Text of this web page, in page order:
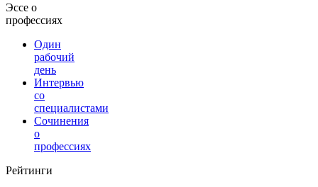
Эссе о
профессиях
Один
рабочий
день
Интервью
со
специалистами
Сочинения
о
профессиях
Рейтинги